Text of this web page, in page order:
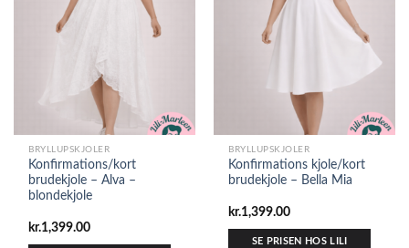
BRYLLUPSKJOLER
Konfirmations/kort
brudekjole – Alva –
blondekjole
kr.1,399.00
BRYLLUPSKJOLER
Konfirmations kjole/kort
brudekjole – Bella Mia
kr.1,399.00
SE PRISEN HOS LILI